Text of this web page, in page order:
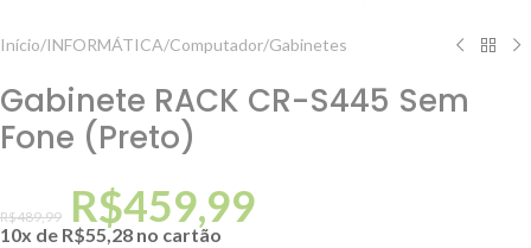
Início/INFORMÁTICA/Computador/Gabinetes
Gabinete RACK CR-S445 Sem
Fone (Preto)
R$489,99 R$459,99
10x de R$55,28 no cartão